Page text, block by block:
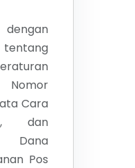
tentang
Cara
dan
Dana
Pos